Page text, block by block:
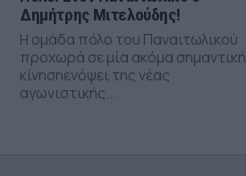
Δημήτρης Μιτελούδης!
Η ομάδα πόλο του Παναιτωλικού
προχωρά σε μία ακόμα σημαντική
κίνησηενόψει της νέας
αγωνιστικής...